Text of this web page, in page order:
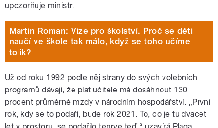
upozorňuje ministr.
Martin Roman: Vize pro školství. Proč se děti
naučí ve škole tak málo, když se toho učíme
tolik?
Už od roku 1992 podle něj strany do svých volebních
programů dávají, že plat učitele má dosáhnout 130
procent průměrné mzdy v národním hospodářství. „První
rok, kdy se to podaří, bude rok 2021. To, co je tu dvacet
let v prostoru, se podařilo teprve teď,“ uzavírá Plaga.